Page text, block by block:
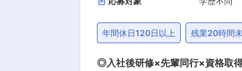
年間休日120日以上 残業20時間
◎入社後研修×先輩同行×資格取得制